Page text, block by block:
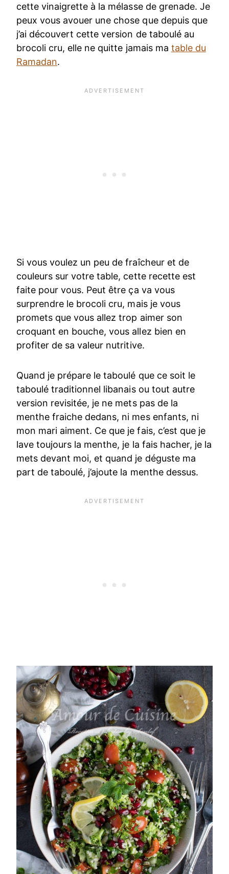
cette vinaigrette à la mélasse de grenade. Je
peux vous avouer une chose que depuis que
j’ai découvert cette version de taboulé au
brocoli cru, elle ne quitte jamais ma table du
Ramadan.
Si vous voulez un peu de fraîcheur et de
couleurs sur votre table, cette recette est
faite pour vous. Peut être ça va vous
surprendre le brocoli cru, mais je vous
promets que vous allez trop aimer son
croquant en bouche, vous allez bien en
profiter de sa valeur nutritive.
Quand je prépare le taboulé que ce soit le
taboulé traditionnel libanais ou tout autre
version revisitée, je ne mets pas de la
menthe fraiche dedans, ni mes enfants, ni
mon mari aiment. Ce que je fais, c’est que je
lave toujours la menthe, je la fais hacher, je la
mets devant moi, et quand je déguste ma
part de taboulé, j’ajoute la menthe dessus.